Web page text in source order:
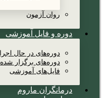
روان آزمون
دوره و فایل آموزشی
دوره‌های در حال اجرا
دوره‌های برگزار شده
فایل‌های آموزشی
درمانگران ماروم